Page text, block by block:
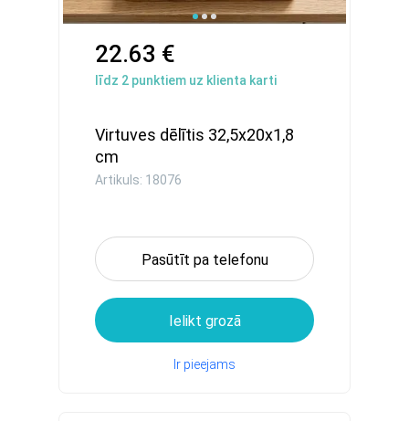
22.63 €
līdz 2 punktiem uz klienta karti
Virtuves dēlītis 32,5x20x1,8
cm
Artikuls: 18076
Pasūtīt pa telefonu
Ielikt grozā
Ir pieejams